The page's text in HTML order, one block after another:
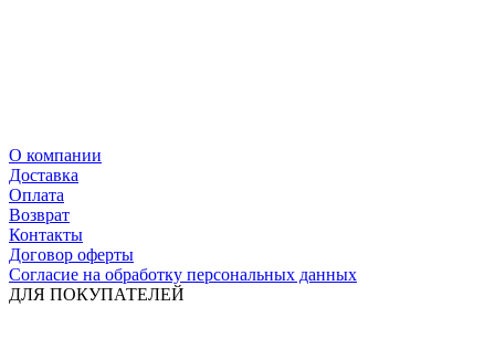
О компании
Доставка
Оплата
Возврат
Контакты
Договор оферты
Согласие на обработку персональных данных
ДЛЯ ПОКУПАТЕЛЕЙ